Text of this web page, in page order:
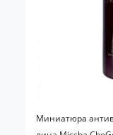
Миниатюра